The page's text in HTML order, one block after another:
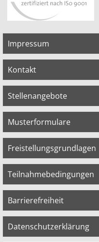
Impressum
Kontakt
Stellenangebote
Musterformulare
Freistellungsgrundlagen
Teilnahmebedingungen
Barrierefreiheit
Datenschutzerklärung